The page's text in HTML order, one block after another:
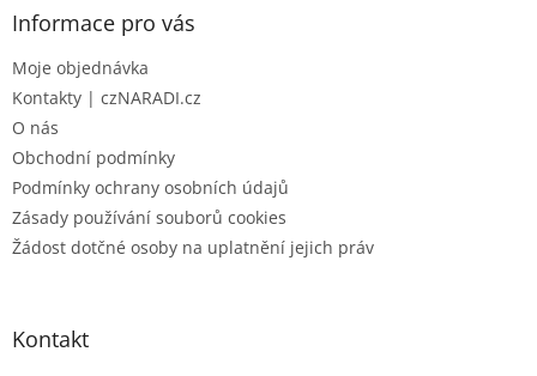
Informace pro vás
Moje objednávka
Kontakty | czNARADI.cz
O nás
Obchodní podmínky
Podmínky ochrany osobních údajů
Zásady používání souborů cookies
Žádost dotčné osoby na uplatnění jejich práv
Kontakt